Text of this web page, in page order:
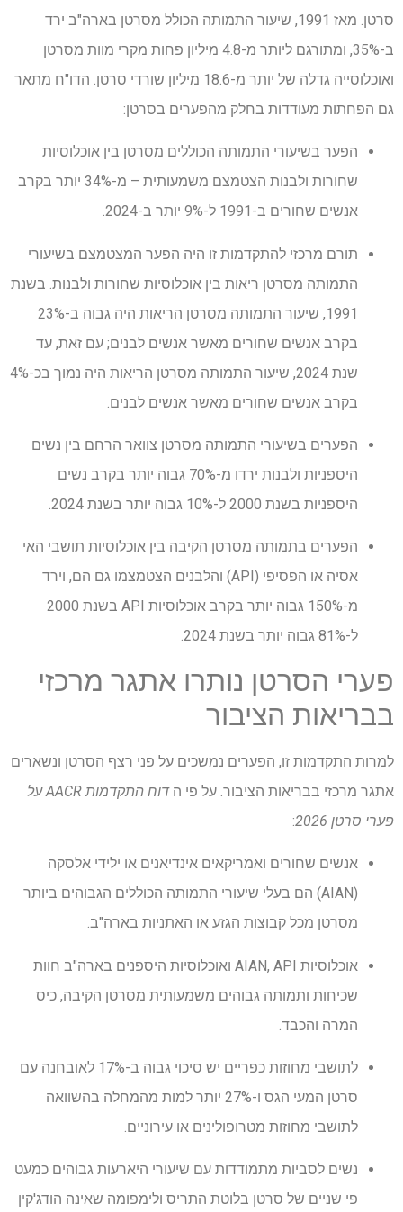
סרטן. מאז 1991, שיעור התמותה הכולל מסרטן בארה"ב ירד
ב-35%, ומתורגם ליותר מ-4.8 מיליון פחות מקרי מוות מסרטן
ואוכלוסייה גדלה של יותר מ-18.6 מיליון שורדי סרטן. הדו"ח מתאר
גם הפחתות מעודדות בחלק מהפערים בסרטן:
הפער בשיעורי התמותה הכוללים מסרטן בין אוכלוסיות
שחורות ולבנות הצטמצם משמעותית – מ-34% יותר בקרב
אנשים שחורים ב-1991 ל-9% יותר ב-2024.
תורם מרכזי להתקדמות זו היה הפער המצטמצם בשיעורי
התמותה מסרטן ריאות בין אוכלוסיות שחורות ולבנות. בשנת
1991, שיעור התמותה מסרטן הריאות היה גבוה ב-23%
בקרב אנשים שחורים מאשר אנשים לבנים; עם זאת, עד
שנת 2024, שיעור התמותה מסרטן הריאות היה נמוך בכ-4%
בקרב אנשים שחורים מאשר אנשים לבנים.
הפערים בשיעורי התמותה מסרטן צוואר הרחם בין נשים
היספניות ולבנות ירדו מ-70% גבוה יותר בקרב נשים
היספניות בשנת 2000 ל-10% גבוה יותר בשנת 2024.
הפערים בתמותה מסרטן הקיבה בין אוכלוסיות תושבי האי
אסיה או הפסיפי (API) והלבנים הצטמצמו גם הם, וירד
מ-150% גבוה יותר בקרב אוכלוסיות API בשנת 2000
ל-81% גבוה יותר בשנת 2024.
פערי הסרטן נותרו אתגר מרכזי
בבריאות הציבור
למרות התקדמות זו, הפערים נמשכים על פני רצף הסרטן ונשארים
אתגר מרכזי בבריאות הציבור. על פי ה
דוח התקדמות AACR על
פערי סרטן 2026
:
אנשים שחורים ואמריקאים אינדיאנים או ילידי אלסקה
(AIAN) הם בעלי שיעורי התמותה הכוללים הגבוהים ביותר
מסרטן מכל קבוצות הגזע או האתניות בארה"ב.
אוכלוסיות AIAN, API ואוכלוסיות היספנים בארה"ב חוות
שכיחות ותמותה גבוהים משמעותית מסרטן הקיבה, כיס
המרה והכבד.
לתושבי מחוזות כפריים יש סיכוי גבוה ב-17% לאובחנה עם
סרטן המעי הגס ו-27% יותר למות מהמחלה בהשוואה
לתושבי מחוזות מטרופולינים או עירוניים.
נשים לסביות מתמודדות עם שיעורי היארעות גבוהים כמעט
פי שניים של סרטן בלוטת התריס ולימפומה שאינה הודג'קין